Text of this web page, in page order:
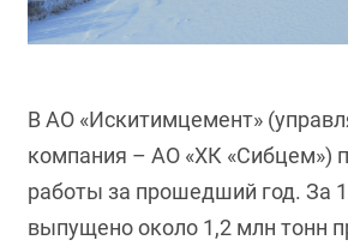
В АО «Искитимцемент»
компания – АО «ХК «Сибцем»)
работы за прошедший год. За
выпущено около 1,2 млн тонн